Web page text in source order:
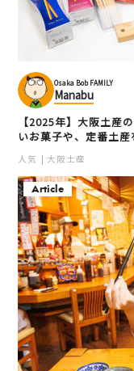
Osaka Bob FAMILY
Manabu
【2025年】大阪土産
いお菓子や、定番土
人気 大阪土産
Article